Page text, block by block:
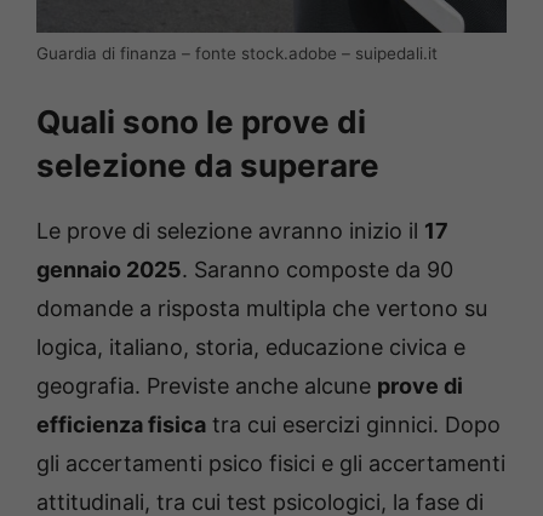
Guardia di finanza – fonte stock.adobe – suipedali.it
Quali sono le prove di
selezione da superare
Le prove di selezione avranno inizio il 17
gennaio 2025. Saranno composte da 90
domande a risposta multipla che vertono su
logica, italiano, storia, educazione civica e
geografia. Previste anche alcune prove di
efficienza fisica tra cui esercizi ginnici. Dopo
gli accertamenti psico fisici e gli accertamenti
attitudinali, tra cui test psicologici, la fase di